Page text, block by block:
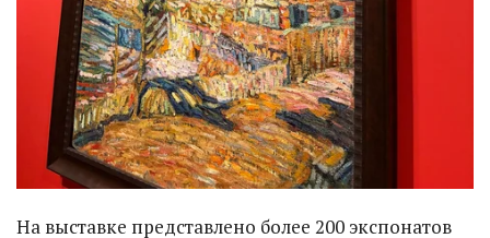
На выставке представлено более 200 экспонатов